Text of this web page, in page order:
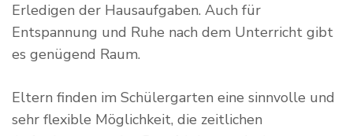
Erledigen der Hausaufgaben. Auch für
Entspannung und Ruhe nach dem Unterricht gibt
es genügend Raum.
Eltern finden im Schülergarten eine sinnvolle und
sehr flexible Möglichkeit, die zeitlichen